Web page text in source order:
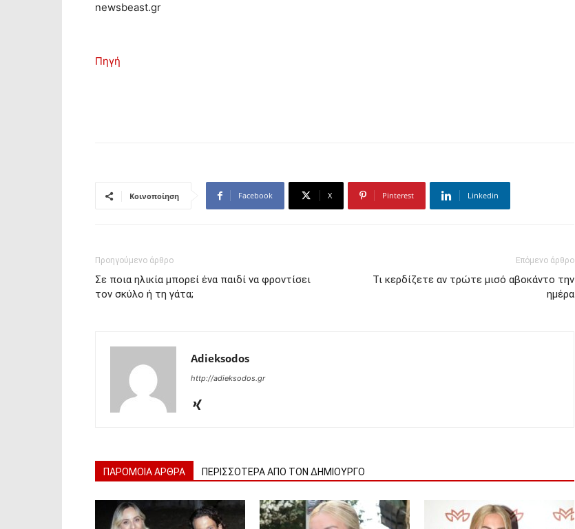
newsbeast.gr
Πηγή
Κοινοποίηση Facebook X Pinterest Linkedin
Προηγούμενο άρθρο
Σε ποια ηλικία μπορεί ένα παιδί να φροντίσει
τον σκύλο ή τη γάτα;
Επόμενο άρθρο
Τι κερδίζετε αν τρώτε μισό αβοκάντο την
ημέρα
Adieksodos
http://adieksodos.gr
ΠΑΡΟΜΟΙΑ ΑΡΘΡΑ ΠΕΡΙΣΣΟΤΕΡΑ ΑΠΟ ΤΟΝ ΔΗΜΙΟΥΡΓΟ